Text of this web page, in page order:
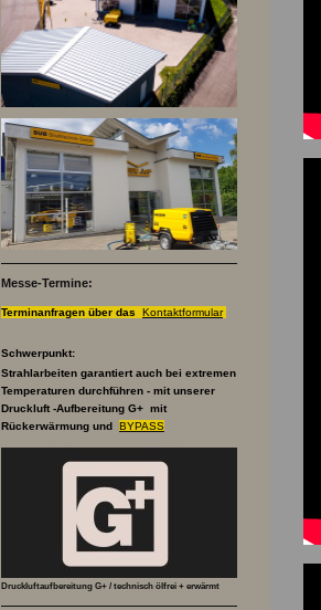
Messe-Termine:
Terminanfragen über das Kontaktformular
Schwerpunkt:
Strahlarbeiten garantiert auch bei extremen
Temperaturen durchführen - mit unserer
Druckluft -Aufbereitung G+ mit
Rückerwärmung und BYPASS
Druckluftaufbereitung G+ / technisch ölfrei + erwärmt